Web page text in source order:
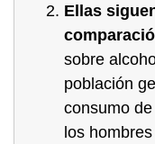
Ellas
sobre
población
consumo
los